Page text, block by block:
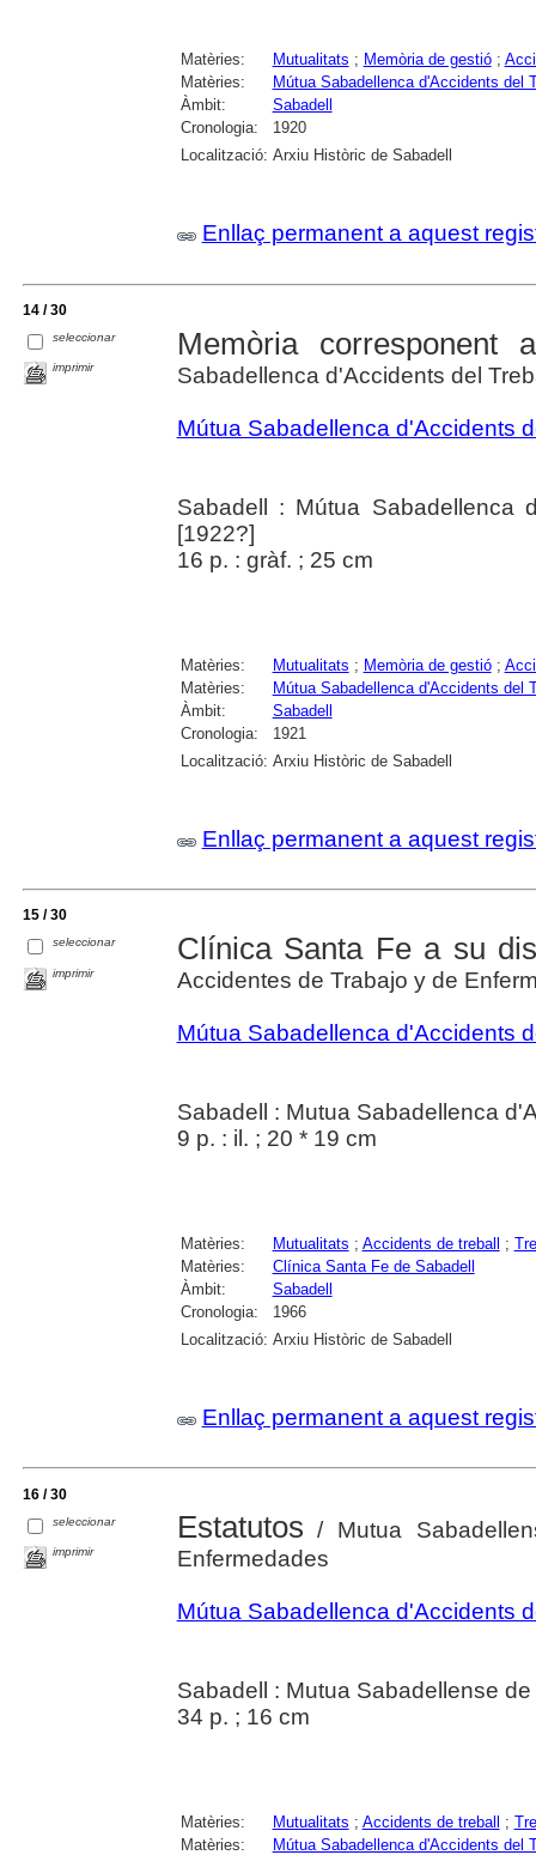
Matèries: Mutualitats ; Memòria de gestió;
Matèries:
Mútua Sabadellenca d'Accidents del
Àmbit:
Sabadell
Cronologia:
1920
Localització: Arxiu Històric de Sabadell
Enllaç permanent a aquest
14 / 30
seleccionar
imprimir
Memòria corresponent
Sabadellenca d'Accidents del
Mútua Sabadellenca d'Accidents
Sabadell : Mútua Sabadellenca
[1922?]
16 p. : gràf. ; 25 cm
Matèries: Mutualitats ; Memòria de gestió;
Matèries:
Mútua Sabadellenca d'Accidents del
Àmbit:
Sabadell
Cronologia:
1921
Localització: Arxiu Històric de Sabadell
Enllaç permanent a aquest
15 / 30
seleccionar
imprimir
Clínica Santa Fe a su
Accidentes de Trabajo y de
Mútua Sabadellenca d'Accidents
Sabadell : Mutua Sabadellenca
9 p. : il. ; 20 * 19 cm
Matèries: Mutualitats ; Accidents de treball ;
Matèries:
Clínica Santa Fe de Sabadell
Àmbit:
Sabadell
Cronologia:
1966
Localització: Arxiu Històric de Sabadell
Enllaç permanent a aquest
16 / 30
seleccionar
imprimir
Estatutos / Mutua
Enfermedades
Mútua Sabadellenca d'Accidents
Sabadell : Mutua Sabadellense
34 p. ; 16 cm
Matèries: Mutualitats ; Accidents de treball ;
Matèries:
Mútua Sabadellenca d'Accidents del